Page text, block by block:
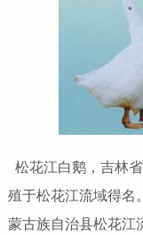
松花江白鹅，吉林
殖于松花江流域得名
蒙古族自治县松花江